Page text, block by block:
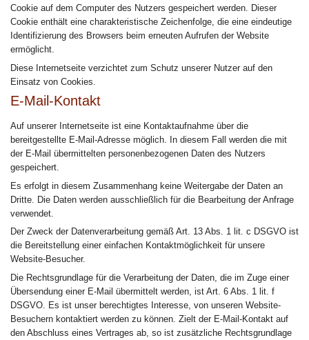
Cookie auf dem Computer des Nutzers gespeichert werden. Dieser
Cookie enthält eine charakteristische Zeichenfolge, die eine eindeutige
Identifizierung des Browsers beim erneuten Aufrufen der Website
ermöglicht.
Diese Internetseite verzichtet zum Schutz unserer Nutzer auf den
Einsatz von Cookies.
E-Mail-Kontakt
Auf unserer Internetseite ist eine Kontaktaufnahme über die
bereitgestellte E-Mail-Adresse möglich. In diesem Fall werden die mit
der E-Mail übermittelten personenbezogenen Daten des Nutzers
gespeichert.
Es erfolgt in diesem Zusammenhang keine Weitergabe der Daten an
Dritte. Die Daten werden ausschließlich für die Bearbeitung der Anfrage
verwendet.
Der Zweck der Datenverarbeitung gemäß Art. 13 Abs. 1 lit. c DSGVO ist
die Bereitstellung einer einfachen Kontaktmöglichkeit für unsere
Website-Besucher.
Die Rechtsgrundlage für die Verarbeitung der Daten, die im Zuge einer
Übersendung einer E-Mail übermittelt werden, ist Art. 6 Abs. 1 lit. f
DSGVO. Es ist unser berechtigtes Interesse, von unseren Website-
Besuchern kontaktiert werden zu können. Zielt der E-Mail-Kontakt auf
den Abschluss eines Vertrages ab, so ist zusätzliche Rechtsgrundlage